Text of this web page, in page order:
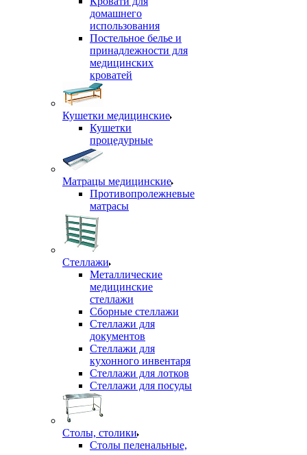
домашнего
использования
Постельное белье и
принадлежности для
медицинских
кроватей
Кушетки медицинские
Кушетки
процедурные
Матрацы медицинские
Противопролежневые
матрасы
Стеллажи
Металлические
медицинские
стеллажи
Сборные стеллажи
Стеллажи для
документов
Стеллажи для
кухонного инвентаря
Стеллажи для лотков
Стеллажи для посуды
Столы, столики
Столы пеленальные,